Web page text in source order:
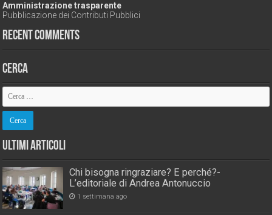
Amministrazione trasparente
Pubblicazione dei Contributi Pubblici
Recent Comments
Cerca
Ultimi Articoli
Chi bisogna ringraziare? E perché?-
L’editoriale di Andrea Antonuccio
1 settimana ago